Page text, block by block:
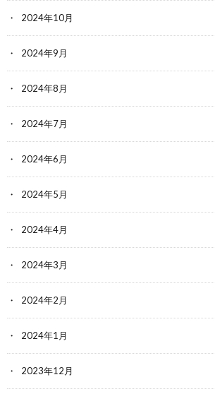
2024年10月
2024年9月
2024年8月
2024年7月
2024年6月
2024年5月
2024年4月
2024年3月
2024年2月
2024年1月
2023年12月